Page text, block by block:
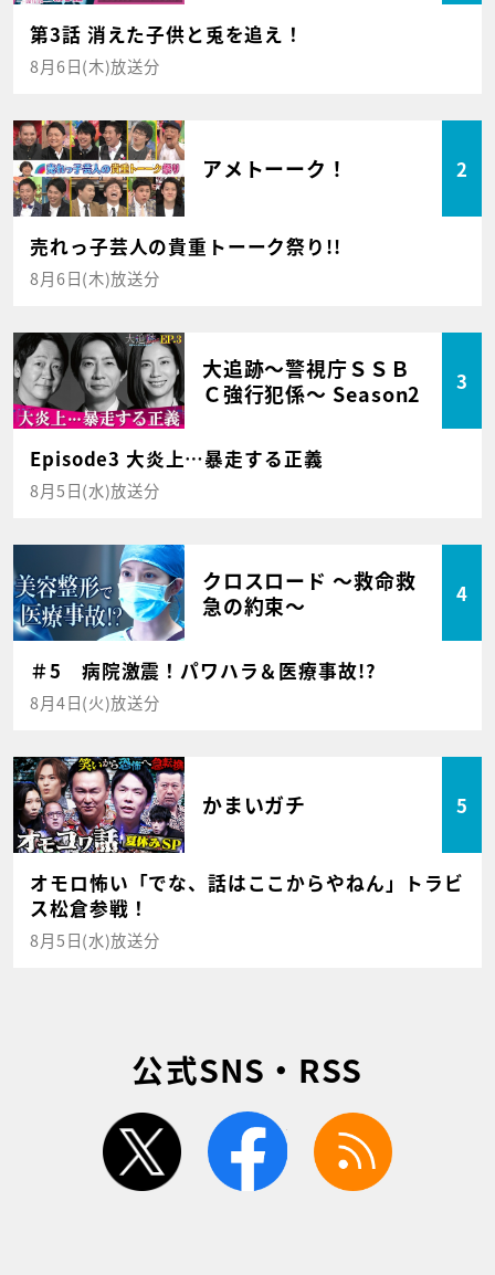
第3話 消えた子供と兎を追え！
8月6日(木)放送分
アメトーーク！ 2
売れっ子芸人の貴重トーーク祭り!!
8月6日(木)放送分
大追跡～警視庁ＳＳＢ
Ｃ強行犯係～ Season2
3
Episode3 大炎上…暴走する正義
8月5日(水)放送分
クロスロード ～救命救
急の約束～
4
＃5 病院激震！パワハラ＆医療事故!?
8月4日(火)放送分
かまいガチ 5
オモロ怖い「でな、話はここからやねん」トラビ
ス松倉参戦！
8月5日(水)放送分
公式SNS・RSS
twitter facebook